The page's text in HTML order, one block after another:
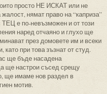
просто НЕ ИСКАТ или не
нямат право на “каприза”
ТЕЦ е по-невъзможен и от този
наред отчаяно и глухо ще
през домовете им и всеки
при това зъзнат от студ.
ще бъде насадена
ще настрои съсед срещу
ще имаме нов раздел в
мотив.